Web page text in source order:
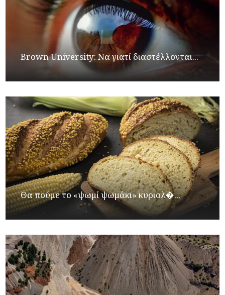
Brown University: Να γιατί διαστέλλονται...
Θα πούμε το «ψωμί ψωμάκι» κυριολ�...